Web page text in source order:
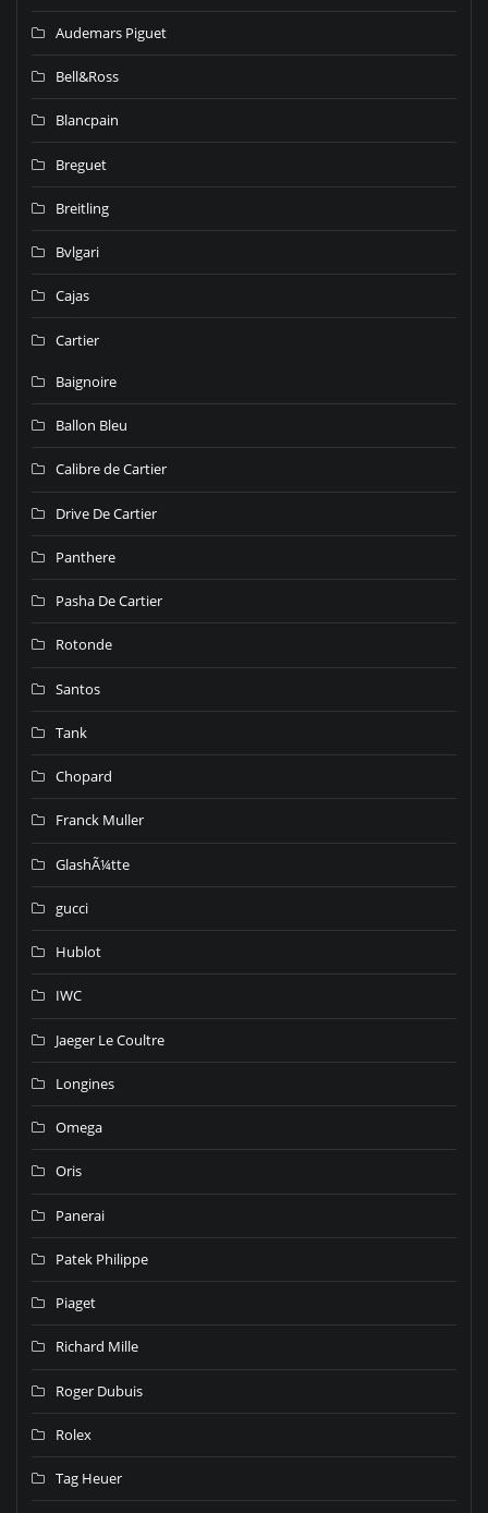
Audemars Piguet
Bell&Ross
Blancpain
Breguet
Breitling
Bvlgari
Cajas
Cartier
Baignoire
Ballon Bleu
Calibre de Cartier
Drive De Cartier
Panthere
Pasha De Cartier
Rotonde
Santos
Tank
Chopard
Franck Muller
GlashÃ¼tte
gucci
Hublot
IWC
Jaeger Le Coultre
Longines
Omega
Oris
Panerai
Patek Philippe
Piaget
Richard Mille
Roger Dubuis
Rolex
Tag Heuer